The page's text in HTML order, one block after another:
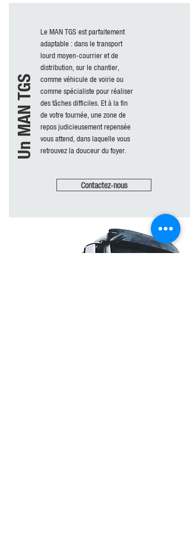
Un MAN TGS
Le MAN TGS est parfaitement
adaptable : dans le transport
lourd moyen-courrier et de
distribution, sur le chantier,
comme véhicule de voirie ou
comme spécialiste pour réaliser
des tâches difficiles. Et à la fin
de votre tournée, une zone de
repos judicieusement repensée
vous attend, dans laquelle vous
retrouvez la douceur du foyer.
Contactez-nous